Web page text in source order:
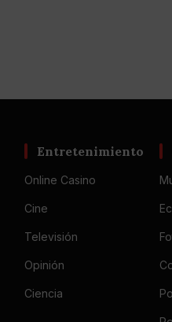
Entretenimiento
Online Casino
Cine
Televisión
Opinión
Ciencia